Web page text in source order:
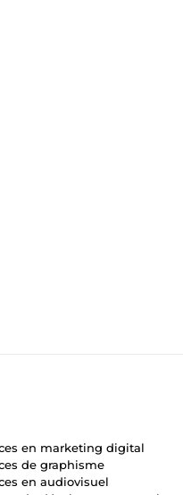
en marketing digital
de graphisme
en audiovisuel